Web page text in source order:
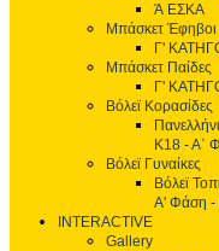
Ά ΕΣΚΑ
Μπάσκετ Έφηβοι
Γ'
Μπάσκετ Παίδες
Γ'
Βόλεϊ Κορασίδες
Κ18 - Α΄
Βόλεϊ Γυναίκες
Βόλεϊ
Α' Φάση -
INTERACTIVE
Gallery